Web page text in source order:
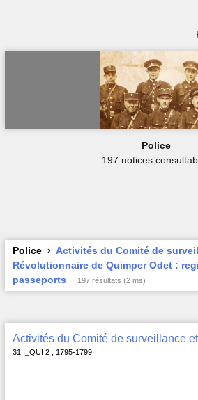
Police
197 notices
Police
Activités du Comité de
Révolutionnaire de Quimper Odet :
passeports
197 résultats (2 ms)
31 I_QUI 2 , 1795-1799